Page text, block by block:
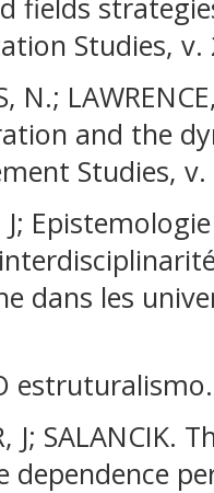
fields
Studies, v.
N.;
and the
Studies,
J;
dans les
O
J;
dependence